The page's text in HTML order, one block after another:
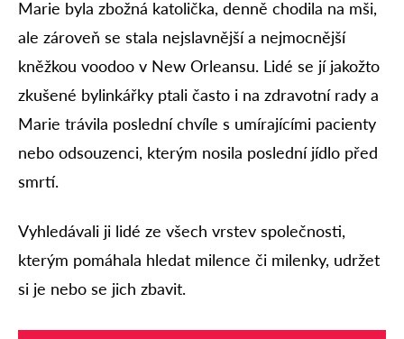
Marie byla zbožná katolička, denně chodila na mši,
ale zároveň se stala nejslavnější a nejmocnější
kněžkou voodoo v New Orleansu. Lidé se jí jakožto
zkušené bylinkářky ptali často i na zdravotní rady a
Marie trávila poslední chvíle s umírajícími pacienty
nebo odsouzenci, kterým nosila poslední jídlo před
smrtí.
Vyhledávali ji lidé ze všech vrstev společnosti,
kterým pomáhala hledat milence či milenky, udržet
si je nebo se jich zbavit.